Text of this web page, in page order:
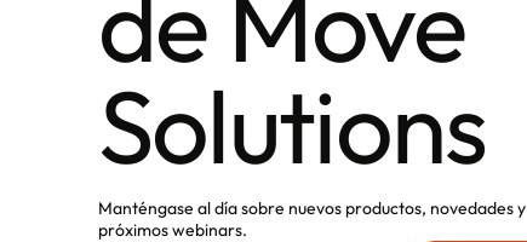
Solutions
Manténgase al día sobre nuevos productos, novedades y
próximos webinars.